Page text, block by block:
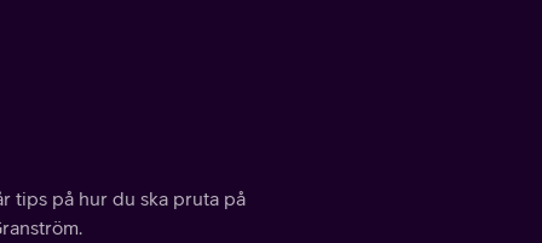
tips på hur du ska pruta på